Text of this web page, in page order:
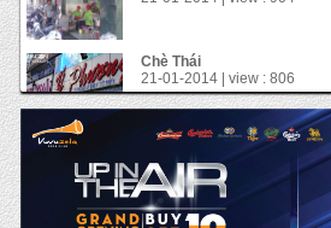
Gà xối mỡ
21-01-2014 | view : 1133
bánh cuốn trứng ở Sài
Gòn
21-01-2014 | view : 769